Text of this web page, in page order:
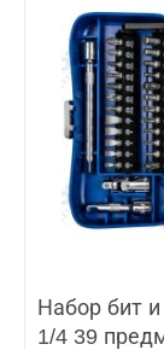
Набор бит
1/4 39